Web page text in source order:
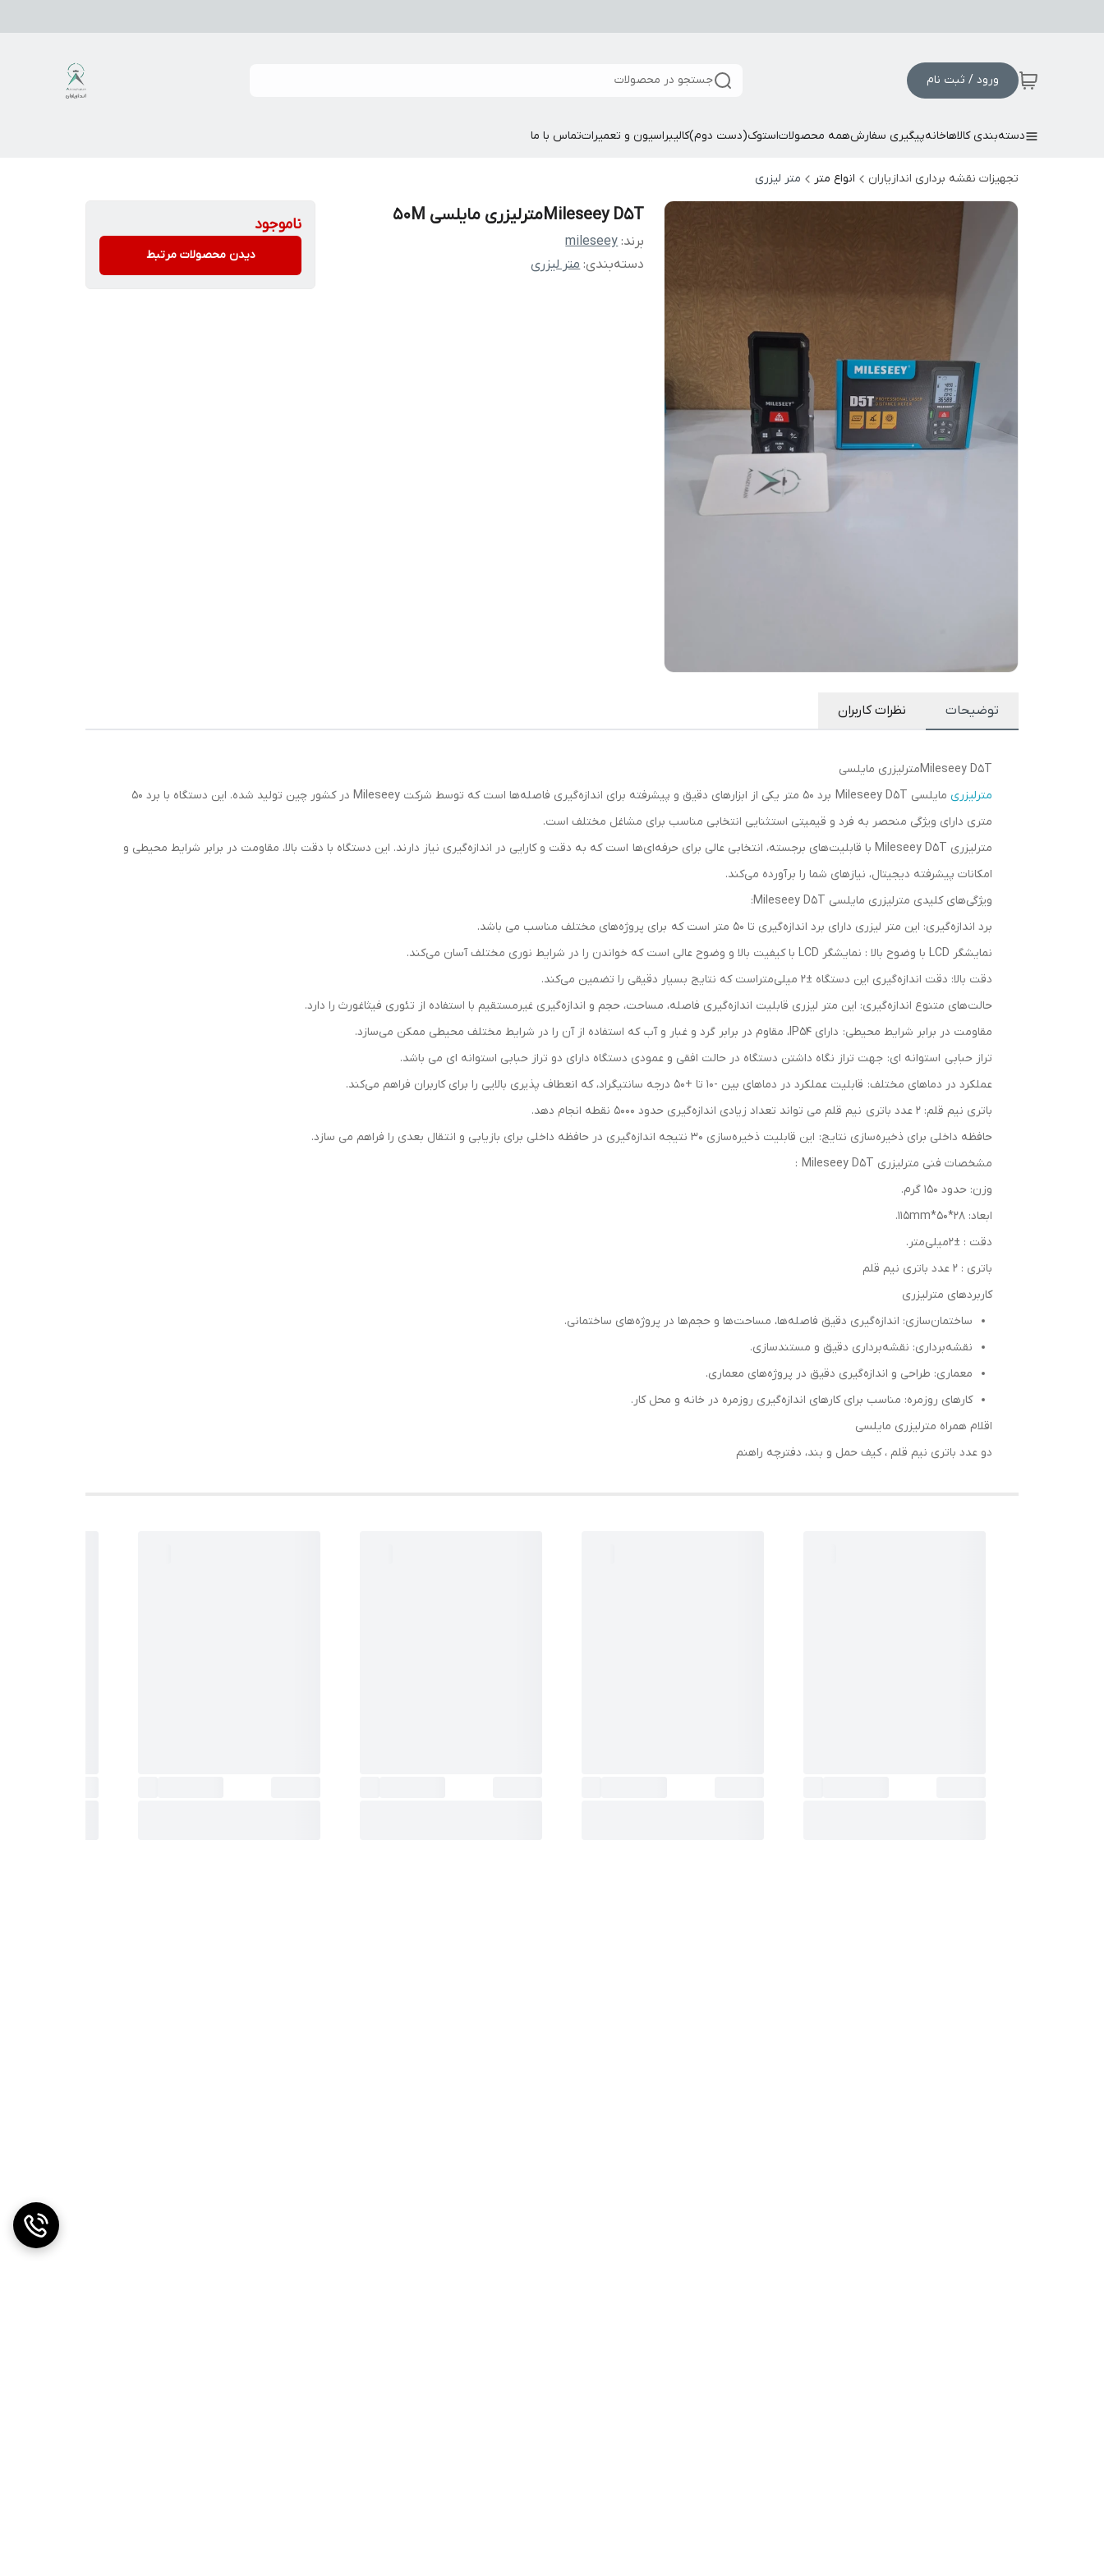
ورود / ثبت نام جستجو در محصولات
دسته‌بندی کالاهاخانهپیگیری سفارشهمه محصولاتاستوک(دست دوم)کالیبراسیون و تعمیراتتماس با ما
تجهیزات نقشه برداری اندازیاران انواع متر متر لیزری
Mileseey D5Tمترلیزری مایلسی 50M
برند: mileseey
دسته‌بندی:متر لیزری
ناموجود
دیدن محصولات مرتبط
توضیحات نظرات کاربران
Mileseey D5Tمترلیزری مایلسی
مترلیزری
مایلسی Mileseey D5T برد 50 متر یکی از ابزارهای دقیق و پیشرفته برای اندازه‌گیری فاصله‌ها است که توسط شرکت Mileseey در کشور چین تولید شده. این دستگاه با برد 50
متری دارای ویژگی‌ منحصر به ‌فرد و قیمیتی استثنایی انتخابی مناسب برای مشاغل مختلف است.
مترلیزری Mileseey D5T با قابلیت‌های برجسته، انتخابی عالی برای حرفه‌ای‌ها است که به دقت و کارایی در اندازه‌گیری نیاز دارند. این دستگاه با دقت بالا، مقاومت در برابر شرایط محیطی و
امکانات پیشرفته دیجیتال، نیازهای شما را برآورده می‌کند.
ویژگی‌های کلیدی مترلیزری مایلسی Mileseey D5T:
برد اندازه‌گیری: این متر لیزری دارای برد اندازه‌گیری تا 50 متر است که برای پروژه‌های مختلف مناسب می‌ باشد.
نمایشگر LCD با وضوح بالا : نمایشگر LCD با کیفیت بالا و وضوح عالی است که خواندن را در شرایط نوری مختلف آسان می‌کند.
دقت بالا: دقت اندازه‌گیری این دستگاه ±2 میلی‌متراست که نتایج بسیار دقیقی را تضمین می‌کند.
حالت‌های متنوع اندازه‌گیری: این متر لیزری قابلیت اندازه‌گیری فاصله، مساحت، حجم و اندازه‌گیری غیرمستقیم با استفاده از تئوری فیثاغورث را دارد.
مقاومت در برابر شرایط محیطی: دارای IP54، مقاوم در برابر گرد و غبار و آب که استفاده از آن را در شرایط مختلف محیطی ممکن می‌سازد.
تراز حبابی استوانه ای: جهت تراز نگاه داشتن دستگاه در حالت افقی و عمودی دستگاه دارای دو تراز حبابی استوانه ای می باشد.
عملکرد در دماهای مختلف: قابلیت عملکرد در دماهای بین -10 تا +50 درجه سانتیگراد، که انعطاف‌ پذیری بالایی را برای کاربران فراهم می‌کند.
باتری نیم قلم: 2 عدد باتری نیم قلم می‌ تواند تعداد زیادی اندازه‌گیری حدود 5000 نقطه انجام دهد.
حافظه داخلی برای ذخیره‌سازی نتایج: این قابلیت ذخیره‌سازی 30 نتیجه اندازه‌گیری در حافظه داخلی برای بازیابی و انتقال بعدی را فراهم می سازد.
مشخصات فنی مترلیزری Mileseey D5T :
وزن: حدود 150 گرم.
ابعاد: 28*50*115mm.
دقت : ±2میلی‌متر.
باتری : 2 عدد باتری نیم قلم
کاربردهای مترلیزری
ساختمان‌سازی: اندازه‌گیری دقیق فاصله‌ها، مساحت‌ها و حجم‌ها در پروژه‌های ساختمانی.
نقشه‌برداری: نقشه‌برداری دقیق و مستندسازی.
معماری: طراحی و اندازه‌گیری دقیق در پروژه‌های معماری.
کارهای روزمره: مناسب برای کارهای اندازه‌گیری روزمره در خانه و محل کار.
اقلام همراه مترلیزری مایلسی
دو عدد باتری نیم قلم ، کیف حمل و بند، دفترچه راهنم